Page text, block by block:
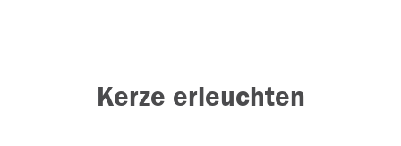
Kerze erleuchten